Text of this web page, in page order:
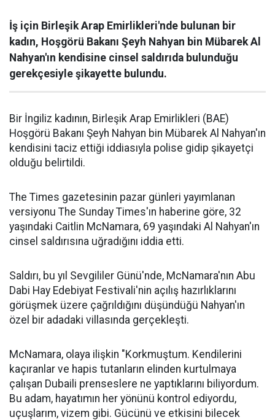
İş için Birleşik Arap Emirlikleri'nde bulunan bir
kadın, Hoşgörü Bakanı Şeyh Nahyan bin Mübarek Al
Nahyan'ın kendisine cinsel saldırıda bulunduğu
gerekçesiyle şikayette bulundu.
Bir İngiliz kadının, Birleşik Arap Emirlikleri (BAE)
Hoşgörü Bakanı Şeyh Nahyan bin Mübarek Al Nahyan'ın
kendisini taciz ettiği iddiasıyla polise gidip şikayetçi
olduğu belirtildi.
The Times gazetesinin pazar günleri yayımlanan
versiyonu The Sunday Times'ın haberine göre, 32
yaşındaki Caitlin McNamara, 69 yaşındaki Al Nahyan'ın
cinsel saldırısına uğradığını iddia etti.
Saldırı, bu yıl Sevgililer Günü'nde, McNamara'nın Abu
Dabi Hay Edebiyat Festivali'nin açılış hazırlıklarını
görüşmek üzere çağrıldığını düşündüğü Nahyan'ın
özel bir adadaki villasında gerçekleşti.
McNamara, olaya ilişkin "Korkmuştum. Kendilerini
kaçıranlar ve hapis tutanların elinden kurtulmaya
çalışan Dubaili prenseslere ne yaptıklarını biliyordum.
Bu adam, hayatımın her yönünü kontrol ediyordu,
uçuşlarım, vizem gibi. Gücünü ve etkisini bilecek